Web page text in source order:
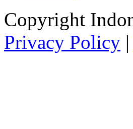
Copyright
Privacy Policy |